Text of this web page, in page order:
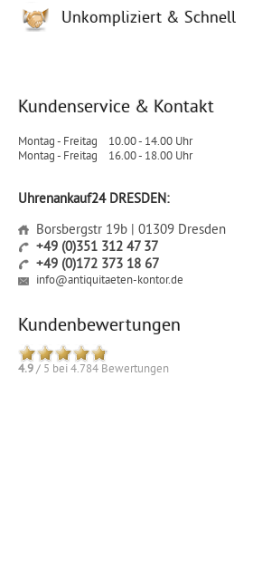
Unkompliziert & Schnell
Kundenservice & Kontakt
Montag - Freitag
10.00 - 14.00 Uhr
Montag - Freitag
16.00 - 18.00 Uhr
Uhrenankauf24 DRESDEN:
Borsbergstr 19b | 01309 Dresden
+49 (0)351 312 47 37
+49 (0)172 373 18 67
info@antiquitaeten-kontor.de
Kundenbewertungen
4.9/ 5 bei4.784 Bewertungen